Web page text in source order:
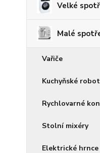
Velké
Malé
Vařiče
Kuchyňské
Rychlovarné
Stolní mixéry
Elektrické hrnce